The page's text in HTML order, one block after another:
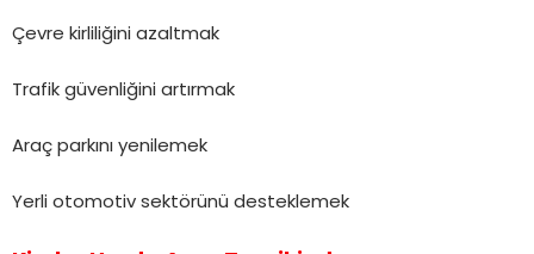
Çevre kirliliğini azaltmak
Trafik güvenliğini artırmak
Araç parkını yenilemek
Yerli otomotiv sektörünü desteklemek